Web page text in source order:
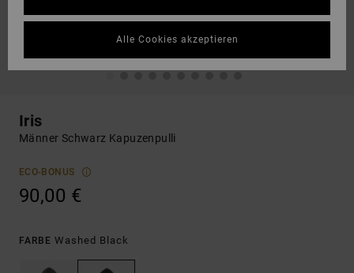
Iris
Männer Schwarz Kapuzenpulli
ECO-BONUS
90,00 €
FARBE Washed Black
Alle Cookies akzeptieren